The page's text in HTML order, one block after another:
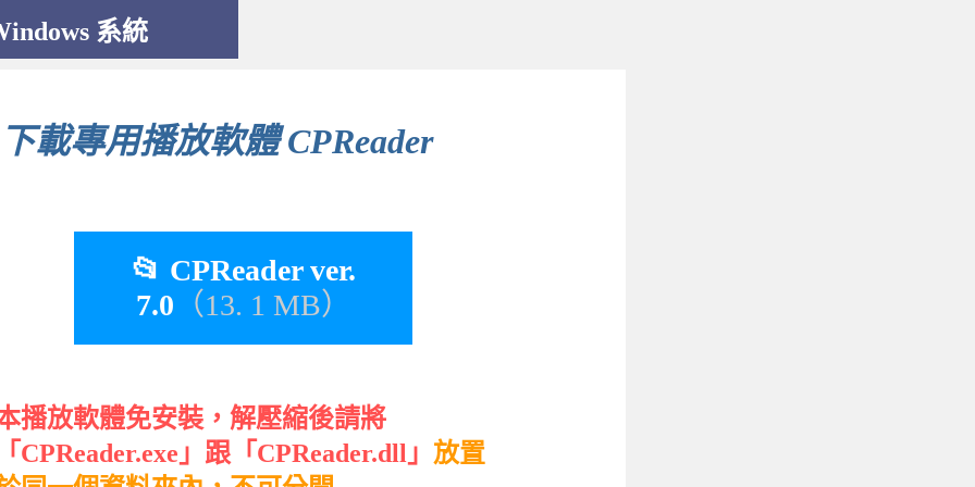
系統
下載專用播放軟體 CPReader
📂 CPReader ver.
7.0 （13. 1 MB）
播放軟體免安裝，解壓縮後請將
「CPReader.exe」跟「CPReader.dll」 放置